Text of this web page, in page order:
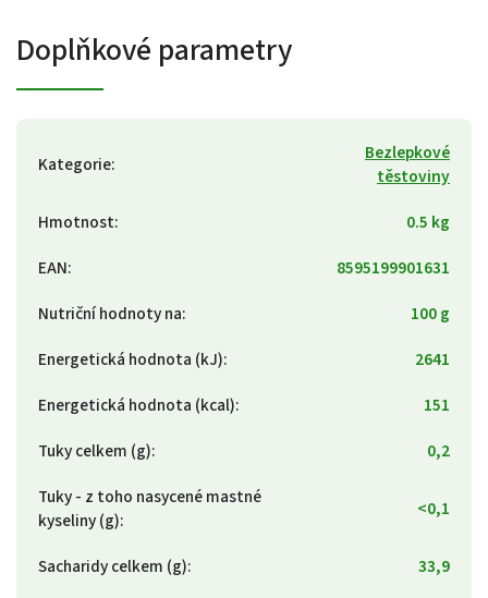
Doplňkové parametry
Kategorie:
Bezlepkové
těstoviny
Hmotnost:
0.5 kg
EAN:
8595199901631
Nutriční hodnoty na:
100 g
Energetická hodnota (kJ):
2641
Energetická hodnota (kcal):
151
Tuky celkem (g):
0,2
Tuky - z toho nasycené mastné
kyseliny (g): <0,1
Sacharidy celkem (g):
33,9